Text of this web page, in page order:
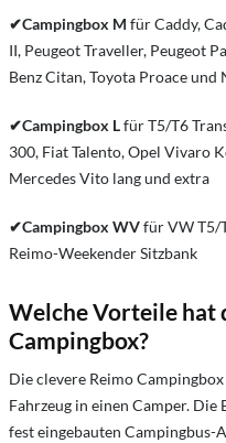
✔Campingbox M für Caddy,
II, Peugeot Traveller, Peugeot
Benz Citan, Toyota Proace und
✔Campingbox Lfür T5/T6
300, Fiat Talento, Opel Vivaro
Mercedes Vito lang und extra
✔Campingbox WVfür VW T5/
Reimo-Weekender Sitzbank
Welche Vorteile hat
Campingbox?
Die clevere Reimo
Fahrzeug in einen Camper. Die
fest eingebauten Campingbus-